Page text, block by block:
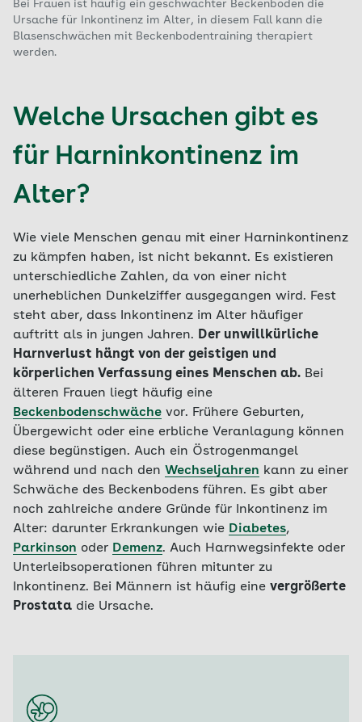
Bei Frauen ist häufig ein geschwächter Beckenboden die
Ursache für Inkontinenz im Alter, in diesem Fall kann die
Blasenschwächen mit Beckenbodentraining therapiert
werden.
Welche Ursachen gibt es
für Harninkontinenz im
Alter?
Wie viele Menschen genau mit einer Harninkontinenz
zu kämpfen haben, ist nicht bekannt. Es existieren
unterschiedliche Zahlen, da von einer nicht
unerheblichen Dunkelziffer ausgegangen wird. Fest
steht aber, dass Inkontinenz im Alter häufiger
auftritt als in jungen Jahren. Der unwillkürliche
Harnverlust hängt von der geistigen und
körperlichen Verfassung eines Menschen ab. Bei
älteren Frauen liegt häufig eine
Beckenbodenschwäche vor. Frühere Geburten,
Übergewicht oder eine erbliche Veranlagung können
diese begünstigen. Auch ein Östrogenmangel
während und nach den Wechseljahren kann zu einer
Schwäche des Beckenbodens führen. Es gibt aber
noch zahlreiche andere Gründe für Inkontinenz im
Alter: darunter Erkrankungen wie Diabetes,
Parkinson oder Demenz. Auch Harnwegsinfekte oder
Unterleibsoperationen führen mitunter zu
Inkontinenz. Bei Männern ist häufig eine vergrößerte
Prostata die Ursache.